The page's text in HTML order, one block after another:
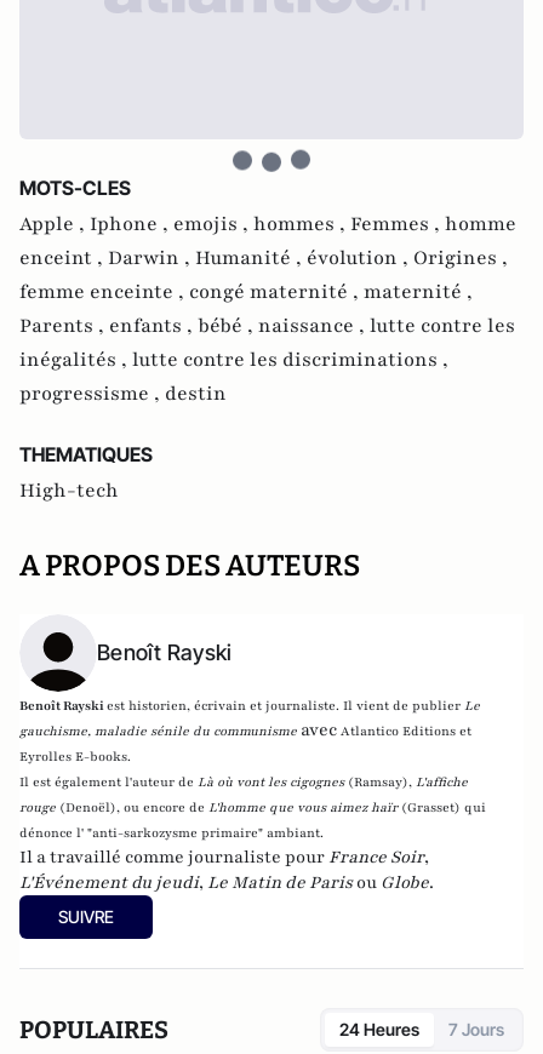
MOTS-CLES
Apple , Iphone , emojis , hommes , Femmes , homme
enceint , Darwin , Humanité , évolution , Origines ,
femme enceinte , congé maternité , maternité ,
Parents , enfants , bébé , naissance , lutte contre les
inégalités , lutte contre les discriminations ,
progressisme , destin
THEMATIQUES
High-tech
A PROPOS DES AUTEURS
Benoît Rayski
Benoît Rayskiest historien, écrivain et journaliste. Il vient de publier Le
gauchisme, maladie sénile du communisme avec Atlantico Editions et
Eyrolles E-books.
Il est également l'auteur de Là où vont les cigognes (Ramsay), L'affiche
rouge (Denoël), ou encore de L'homme que vous aimez haïr (Grasset) qui
dénonce l' "anti-sarkozysme primaire" ambiant.
Il a travaillé comme journaliste pour France Soir,
L'Événement du jeudi, Le Matin de Parisou Globe.
SUIVRE
POPULAIRES 24 Heures 7 Jours